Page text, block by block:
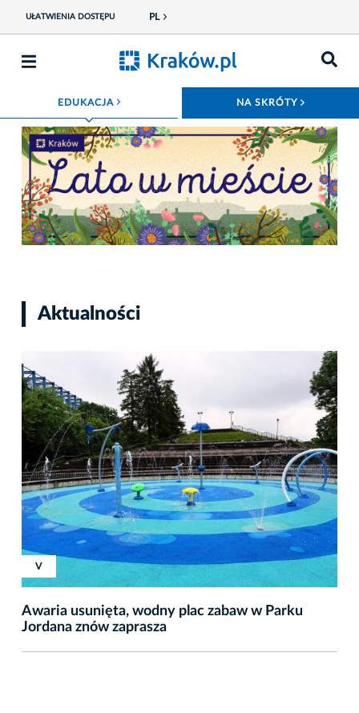
UŁATWIENIA DOSTĘPU PL
EDUKACJAROZWIŃ MENU NA SKRÓTY
Aktualności
XVIII
XVIII
V
Awaria usunięta, wodny plac zabaw w Parku
Jordana znów zaprasza